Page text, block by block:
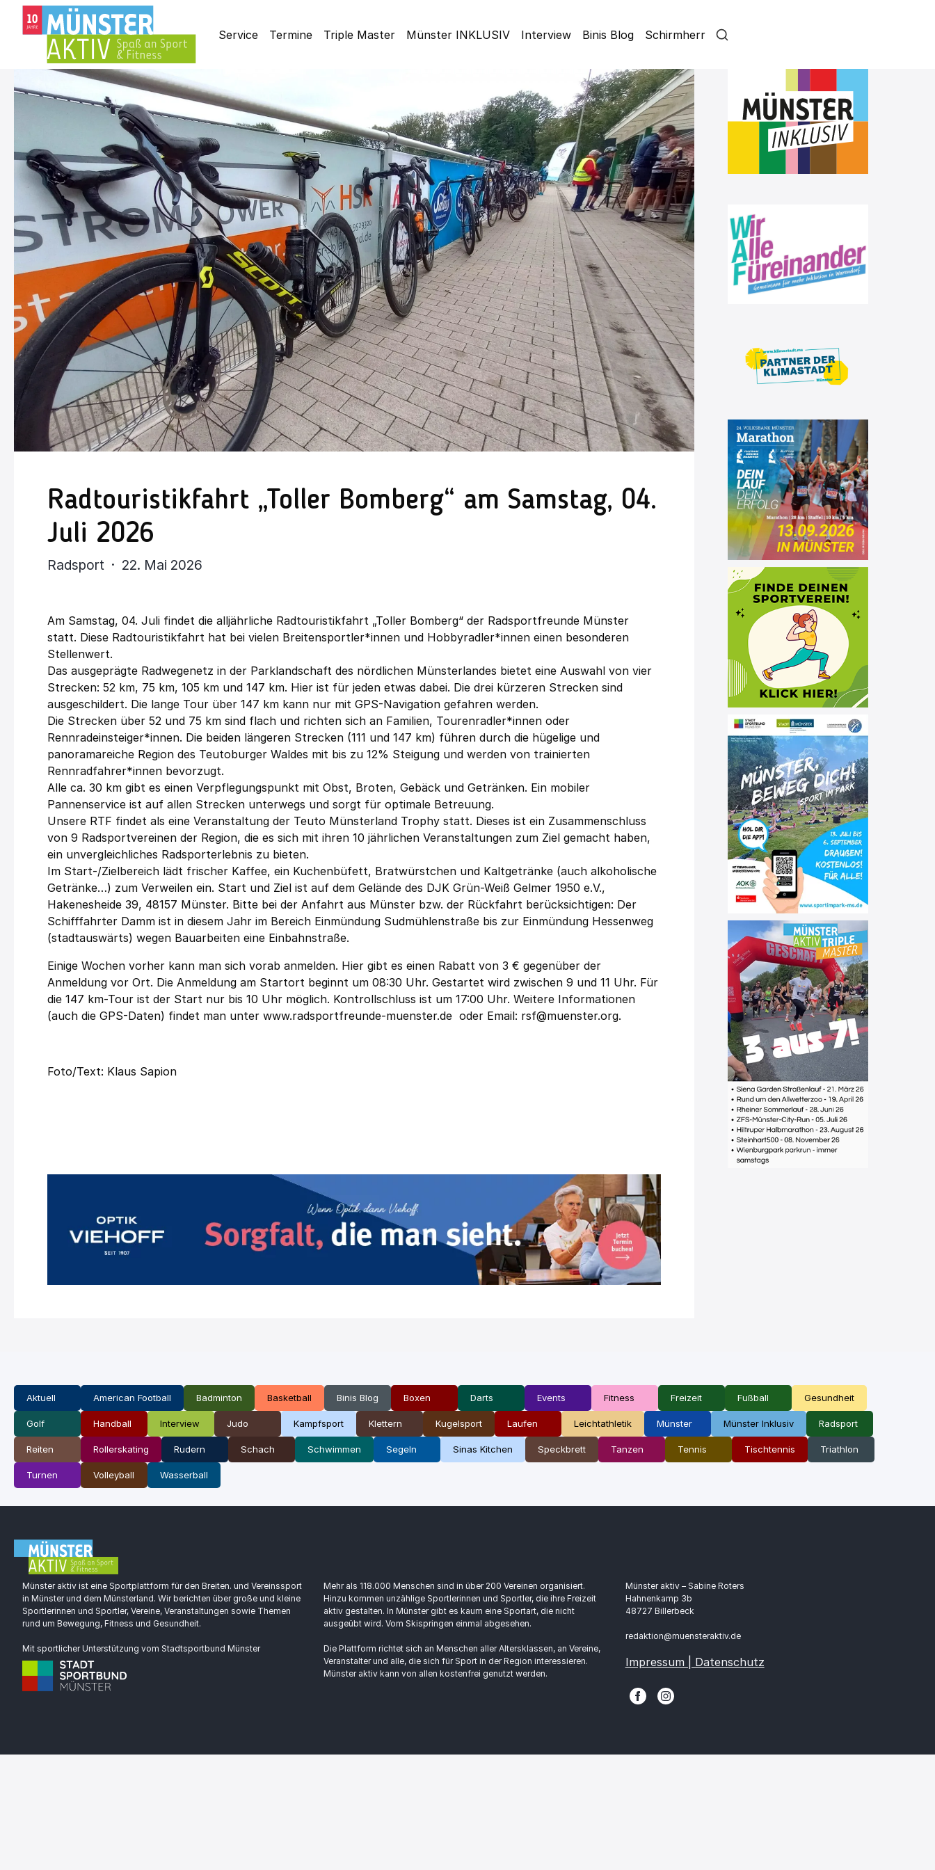
Service Termine Triple Master Münster INKLUSIV Interview Binis Blog Schirmherr
Radtouristikfahrt „Toller Bomberg“ am Samstag, 04.
Juli 2026
Radsport · 22. Mai 2026
Am Samstag, 04. Juli findet die alljährliche Radtouristikfahrt „Toller Bomberg“ der Radsportfreunde Münster
statt. Diese Radtouristikfahrt hat bei vielen Breitensportler*innen und Hobbyradler*innen einen besonderen
Stellenwert.
Das ausgeprägte Radwegenetz in der Parklandschaft des nördlichen Münsterlandes bietet eine Auswahl von vier
Strecken: 52 km, 75 km, 105 km und 147 km. Hier ist für jeden etwas dabei. Die drei kürzeren Strecken sind
ausgeschildert. Die lange Tour über 147 km kann nur mit GPS-Navigation gefahren werden.
Die Strecken über 52 und 75 km sind flach und richten sich an Familien, Tourenradler*innen oder
Rennradeinsteiger*innen. Die beiden längeren Strecken (111 und 147 km) führen durch die hügelige und
panoramareiche Region des Teutoburger Waldes mit bis zu 12% Steigung und werden von trainierten
Rennradfahrer*innen bevorzugt.
Alle ca. 30 km gibt es einen Verpflegungspunkt mit Obst, Broten, Gebäck und Getränken. Ein mobiler
Pannenservice ist auf allen Strecken unterwegs und sorgt für optimale Betreuung.
Unsere RTF findet als eine Veranstaltung der Teuto Münsterland Trophy statt. Dieses ist ein Zusammenschluss
von 9 Radsportvereinen der Region, die es sich mit ihren 10 jährlichen Veranstaltungen zum Ziel gemacht haben,
ein unvergleichliches Radsporterlebnis zu bieten.
Im Start-/Zielbereich lädt frischer Kaffee, ein Kuchenbüfett, Bratwürstchen und Kaltgetränke (auch alkoholische
Getränke…) zum Verweilen ein. Start und Ziel ist auf dem Gelände des DJK Grün-Weiß Gelmer 1950 e.V.,
Hakenesheide 39, 48157 Münster. Bitte bei der Anfahrt aus Münster bzw. der Rückfahrt berücksichtigen: Der
Schifffahrter Damm ist in diesem Jahr im Bereich Einmündung Sudmühlenstraße bis zur Einmündung Hessenweg
(stadtauswärts) wegen Bauarbeiten eine Einbahnstraße.
Einige Wochen vorher kann man sich vorab anmelden. Hier gibt es einen Rabatt von 3 € gegenüber der
Anmeldung vor Ort. Die Anmeldung am Startort beginnt um 08:30 Uhr. Gestartet wird zwischen 9 und 11 Uhr. Für
die 147 km-Tour ist der Start nur bis 10 Uhr möglich. Kontrollschluss ist um 17:00 Uhr. Weitere Informationen
(auch die GPS-Daten) findet man unter www.radsportfreunde-muenster.de oder Email: rsf@muenster.org.
Foto/Text: Klaus Sapion
Aktuell American Football Badminton Basketball Binis Blog Boxen Darts Events Fitness Freizeit Fußball Gesundheit
Golf Handball Interview Judo Kampfsport Klettern Kugelsport Laufen Leichtathletik Münster Münster Inklusiv Radsport
Reiten Rollerskating Rudern Schach Schwimmen Segeln Sinas Kitchen Speckbrett Tanzen Tennis Tischtennis Triathlon
Turnen Volleyball Wasserball
Münster aktiv ist eine Sportplattform für den Breiten. und Vereinssport
in Münster und dem Münsterland. Wir berichten über große und kleine
Sportlerinnen und Sportler, Vereine, Veranstaltungen sowie Themen
rund um Bewegung, Fitness und Gesundheit.
Mit sportlicher Unterstützung vom Stadtsportbund Münster
Mehr als 118.000 Menschen sind in über 200 Vereinen organisiert.
Hinzu kommen unzählige Sportlerinnen und Sportler, die ihre Freizeit
aktiv gestalten. In Münster gibt es kaum eine Sportart, die nicht
ausgeübt wird. Vom Skispringen einmal abgesehen.
Die Plattform richtet sich an Menschen aller Altersklassen, an Vereine,
Veranstalter und alle, die sich für Sport in der Region interessieren.
Münster aktiv kann von allen kostenfrei genutzt werden.
Münster aktiv – Sabine Roters
Hahnenkamp 3b
48727 Billerbeck
redaktion@muensteraktiv.de
Impressum | Datenschutz